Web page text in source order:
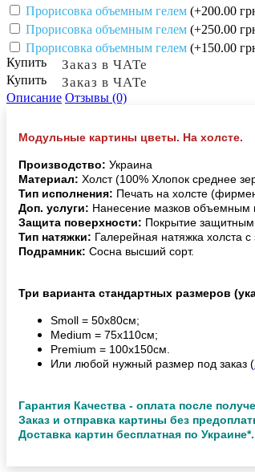
Прорисовка объемным гелем (+200.00
Прорисовка объемным гелем (+250.00
Прорисовка объемным гелем (+150.00
Купить
Заказ в ЧАТе
Купить Заказ в ЧАТе
Описание Отзывы (0)
Модульные картины цветы. На холсте.
Производство: Украина
Материал: Холст (100% Хлопок среднее
Тип исполнения: Печать на холсте
Доп. услуги: Нанесение мазков объемным
Защита поверхности: Покрытие
Тип натяжки: Галерейная натяжка холста
Подрамник: Сосна высший сорт.
Три варианта стандартных размеров
Smoll = 50х80см;
Medium = 75х110см;
Premium = 100х150см.
Или любой нужный размер под заказ (
Гарантия Качества - оплата после
Заказ и отправка картины без
Доставка картин бесплатная по Украине*.